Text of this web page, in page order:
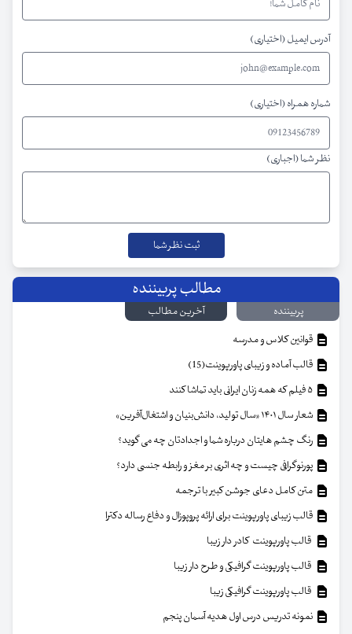
آدرس ایمیل (اختیاری)
شماره همراه (اختیاری)
نظر شما (اجباری)
مطالب پربیننده
پربیننده
آخرین مطالب
قوانین کلاس و مدرسه
قالب آماده و زیبای پاورپوینت(15)
شعار سال ۱۴۰۱ «سال تولید، دانش‌بنیان و اشتغال‌آفرین»
رنگ چشم هایتان درباره شما و اجدادتان چه می گوید؟
پورنوگرافی چیست و چه اثری بر مغز و رابطه جنسی دارد؟
متن کامل دعای جوشن کبیر با ترجمه
قالب زیبای پاورپوینت برای ارائه پروپوزال و دفاع رساله دکترا
قالب پاورپوینت کادر دار زیبا
قالب پاورپوینت گرافیکی و طرح دار زیبا
قالب پاورپوینت گرافیکی زیبا
نمونه تدریس درس اول هدیه آسمان پنجم